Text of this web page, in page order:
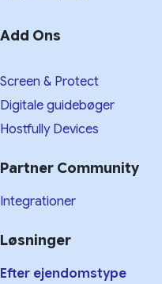
Add Ons
Screen & Protect
Digitale guidebøger
Hostfully Devices
Partner Community
Integrationer
Løsninger
Efter ejendomstype